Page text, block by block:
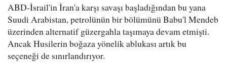
ABD-İsrail'in İran'a karşı savaşı başladığından bu yana
Suudi Arabistan, petrolünün bir bölümünü Babu'l Mendeb
üzerinden alternatif güzergahla taşımaya devam etmişti.
Ancak Husilerin boğaza yönelik ablukası artık bu
seçeneği de sınırlandırıyor.